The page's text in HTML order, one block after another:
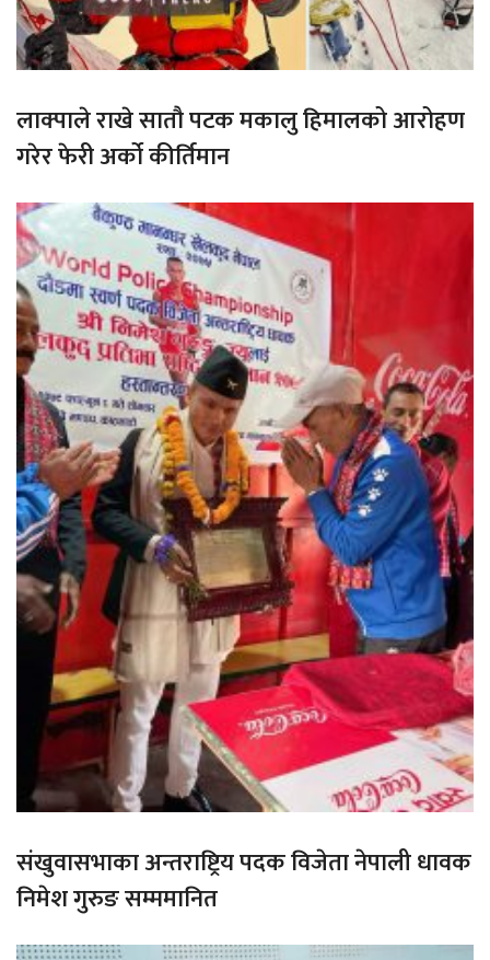
लाक्पाले राखे सातौ पटक मकालु हिमालको आरोहण
गरेर फेरी अर्को कीर्तिमान
संखुवासभाका अन्तराष्ट्रिय पदक विजेता नेपाली धावक
निमेश गुरुङ सम्ममानित